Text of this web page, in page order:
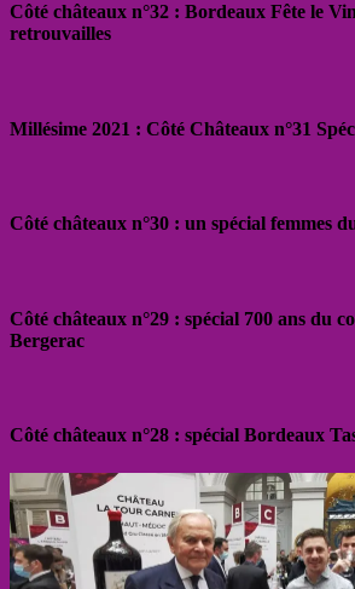
Côté châteaux n°32 : Bordeaux Fête le
retrouvailles
Millésime 2021 : Côté Châteaux n°31
Côté châteaux n°30 : un spécial femmes
Côté châteaux n°29 : spécial 700 ans du
Bergerac
Côté châteaux n°28 : spécial Bordeaux